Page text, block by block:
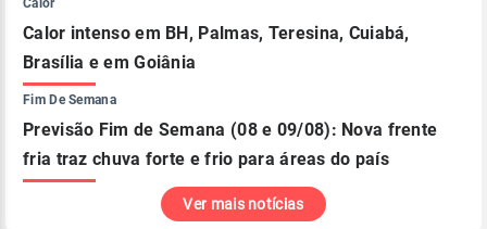
Calor
Calor intenso em BH, Palmas, Teresina, Cuiabá,
Brasília e em Goiânia
Fim De Semana
Previsão Fim de Semana (08 e 09/08): Nova frente
fria traz chuva forte e frio para áreas do país
Ver mais notícias